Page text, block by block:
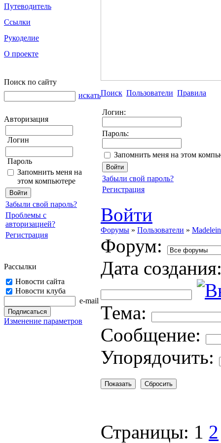
Путеводитель
Ссылки
Рукоделие
О проекте
Поиск по сайту
искать
Авторизация
Логин
Пароль
Запомнить меня на
этом компьютере
Забыли свой пароль?
Проблемы с
авторизацией?
Регистрация
Рассылки
Новости сайта
Новости клуба
e-mail
Изменение параметров
Поиск Пользователи Правила
Логин:
Пароль:
Запомнить меня на этом
Забыли свой пароль?
Регистрация
Войти
Форумы » Пользователи »
Форум:
Дата
Тема:
Cooбщение:
Упорядочить:
Страницы: 1 2